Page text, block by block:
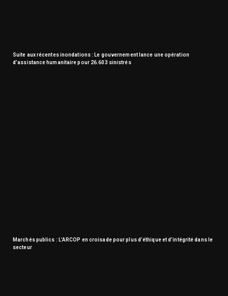
Suite aux récentes inondations : Le gouvernement lance une opération
d’assistance humanitaire pour 26.603 sinistrés
Marchés publics : L’ARCOP en croisade pour plus d’éthique et d’intégrité dans le
secteur